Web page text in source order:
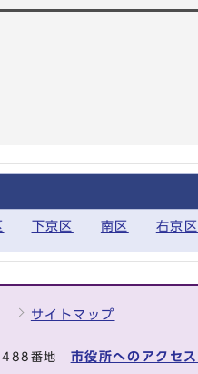
下京区 南区 右京区
サイトマップ
488番地 市役所へのアクセス